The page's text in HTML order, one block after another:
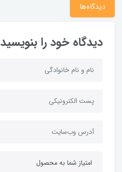
دیدگاه‌ها
دیدگاه خود را بنویسید